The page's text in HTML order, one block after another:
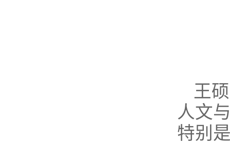
王
人文
特别